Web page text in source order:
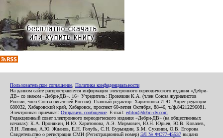
Пользовательское соглашение Политика конфиденциальности
На данном сайте распространяется информация электронного периодического издания «Дебри-
ДВ» со знаком «Дебри-ДВ». 16+ Учредитель: Пронякин К.А. (член Союза журналистов
России, член Союза писателей России). Главный редактор: Харитонова И.Ю. Адрес редакции:
680032, Хабаровский край, Хабаровск, проспект 60-летия Октября, 88-46, т./ф.84212296081.
Электронная приемная: Отправить сообщение . E-mail: editor@debri-dv.com
Редакционный совет электронного периодического издания «Дебри-ДВ» (на общественных
началах): К.А. Пронякин, И.Ю. Харитонова, А.Э. Мирмович, Ю.Н. Юрьев, Ю.В. Ковалев,
Л.Н. Левина, А.Ю. Жданов, Е.Н. Голубь, С.Н. Бурындин, Б.М. Сухинин, О.В. Егорова
Свидетельство о регистрации СМИ (Регистрационный номер) ЭЛ № ФС77-45537 выдано